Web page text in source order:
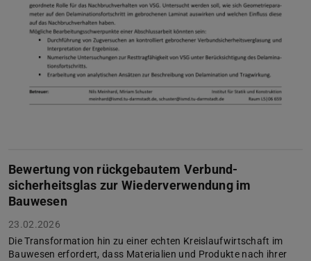
Bewertung von rückgebautem Verbund-
sicherheitsglas zur Wiederverwendung im
Bauwesen
23.02.2026
Die Transformation hin zu einer echten Kreislaufwirtschaft im
Bauwesen erfordert, dass Materialien und Produkte nach ihrer